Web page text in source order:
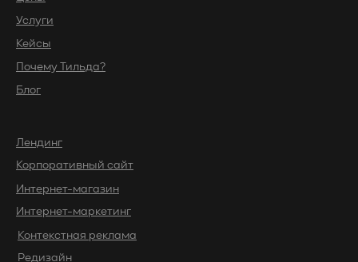
Кейсы
Почему Тильда?
Блог
Лендинг
Корпоративный сайт
Интернет-магазин
Контекстная реклама
Редизайн
Интернет-маркетинг
Услуги